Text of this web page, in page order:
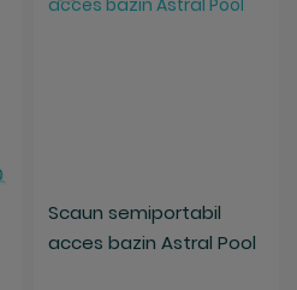
Scaun semiportabil
acces bazin Astral Pool